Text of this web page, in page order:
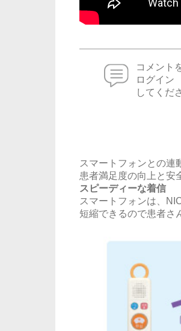
コメント
ログイン
してくだ
スマートフォンとの連
患者満足度の向上と安
スピーディーな着信
スマートフォンは、
短縮できるので患者さ